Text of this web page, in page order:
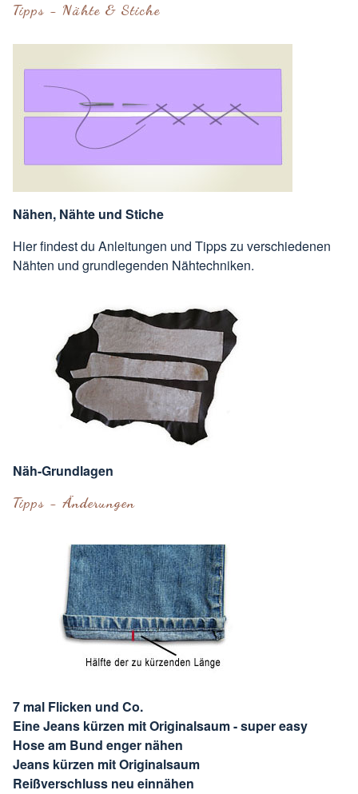
Tipps - Nähte & Stiche
Nähen, Nähte und Stiche
Hier findest du Anleitungen und Tipps zu verschiedenen
Nähten und grundlegenden Nähtechniken.
Näh-Grundlagen
Tipps - Änderungen
7 mal Flicken und Co.
Eine Jeans kürzen mit Originalsaum - super easy
Hose am Bund enger nähen
Jeans kürzen mit Originalsaum
Reißverschluss neu einnähen